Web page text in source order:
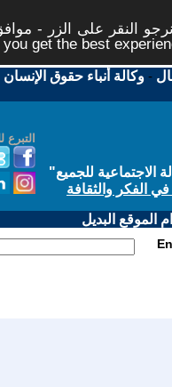
النقر على الزر -
get the best
-وكالة أنباء حقوق الإنسان
للجميع"
الفكر والثقافة
الموقع البديل